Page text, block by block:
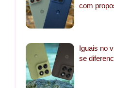
com
Iguais no
se